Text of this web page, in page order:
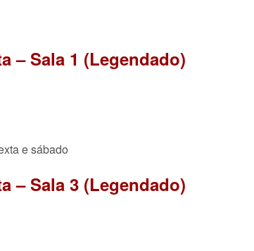
– Sala 1 (Legendado)
e sábado
– Sala 3 (Legendado)